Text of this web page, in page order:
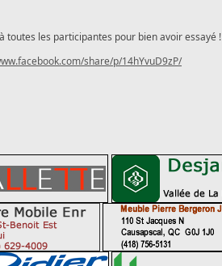
à toutes les participantes pour bien avoir essayé !
share/p/14hYvuD9zP/